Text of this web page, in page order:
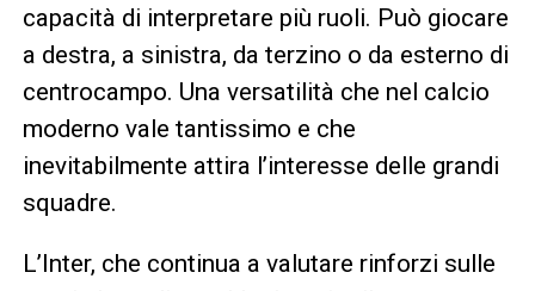
capacità di interpretare più ruoli. Può giocare
a destra, a sinistra, da terzino o da esterno di
centrocampo. Una versatilità che nel calcio
moderno vale tantissimo e che
inevitabilmente attira l’interesse delle grandi
squadre.
L’Inter, che continua a valutare rinforzi sulle